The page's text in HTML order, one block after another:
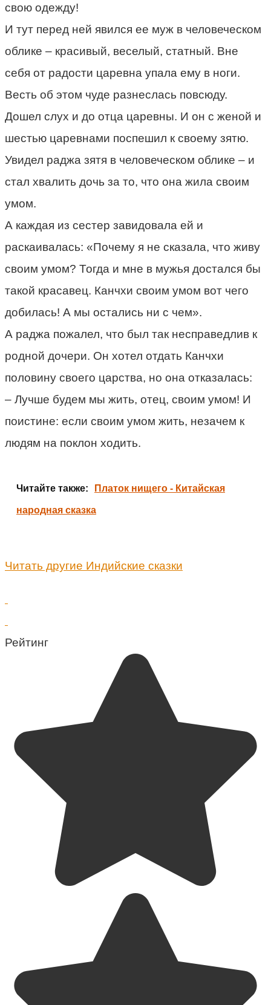
свою одежду!
И тут перед ней явился ее муж в человеческом
облике – красивый, веселый, статный. Вне
себя от радости царевна упала ему в ноги.
Весть об этом чуде разнеслась повсюду.
Дошел слух и до отца царевны. И он с женой и
шестью царевнами поспешил к своему зятю.
Увидел раджа зятя в человеческом облике – и
стал хвалить дочь за то, что она жила своим
умом.
А каждая из сестер завидовала ей и
раскаивалась: «Почему я не сказала, что живу
своим умом? Тогда и мне в мужья достался бы
такой красавец. Канчхи своим умом вот чего
добилась! А мы остались ни с чем».
А раджа пожалел, что был так несправедлив к
родной дочери. Он хотел отдать Канчхи
половину своего царства, но она отказалась:
– Лучше будем мы жить, отец, своим умом! И
поистине: если своим умом жить, незачем к
людям на поклон ходить.
Читайте также: Платок нищего - Китайская
народная сказка
Читать другие Индийские сказки
Рейтинг